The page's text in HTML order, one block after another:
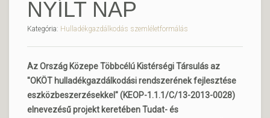
NYÍLT NAP
Kategória: Hulladékgazdálkodás szemléletformálás
Az Ország Közepe Többcélú Kistérségi Társulás az
"OKÖT hulladékgazdálkodási rendszerének fejlesztése
eszközbeszerzésekkel" (KEOP-1.1.1/C/13-2013-0028)
elnevezésű projekt keretében Tudat- és